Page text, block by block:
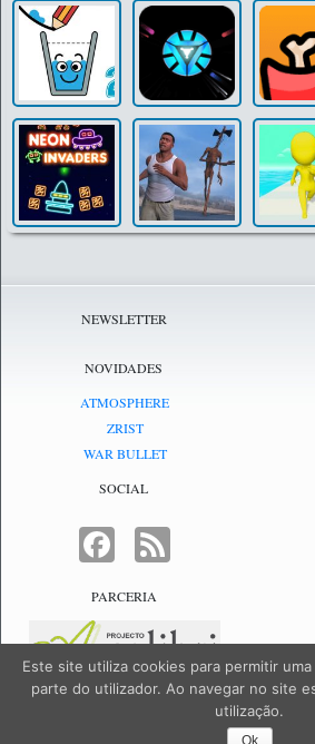
NEWSLETTER
NOVIDADES
ATMOSPHERE
ZRIST
WAR BULLET
SOCIAL
FACEBOOK
PARCERIA
NetJogos - powered byNetJogos
Este site utiliza cookies para permitir
parte do utilizador. Ao navegar no site
utilização.
Ok